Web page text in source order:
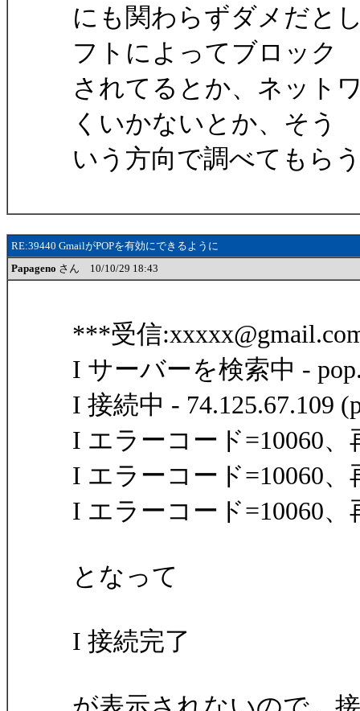
にも関わらずダメだと
フトによってブロック
されてるとか、ネット
くいかないとか、そう
いう方向で調べてもら
RE:39440 GmailがPOPを有効にできるように
Papageno さん 10/10/29 18:43
***受信
I サーバーを検索中 -
I 接続中 - 74.125.67.109
I エラーコード=10060、
I エラーコード=10060、
I エラーコード=10060、
となって
I 接続完了